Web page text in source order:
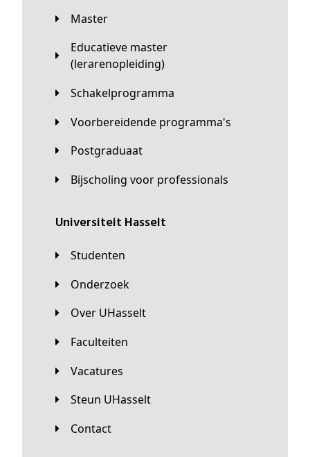
Master
Educatieve master
(lerarenopleiding)
Schakelprogramma
Voorbereidende programma's
Postgraduaat
Bijscholing voor professionals
universiteit Hasselt
Studenten
Onderzoek
Over UHasselt
Faculteiten
Vacatures
Steun UHasselt
Contact